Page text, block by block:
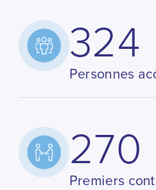
324
Personnes
270
Premiers